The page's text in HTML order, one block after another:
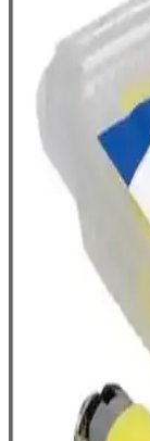
Paoss 1080
Başlığı
Paoss'un 1080
musluk başlığı,
ve sızıntı
Ravensburger
Eğlenceli ve
Ravensburger Bay
hareket eden,
bilgilerini
Koparmalı
Çocukların
Çocukların bilişsel
eğlenceli
yaratıcılığı artırır.